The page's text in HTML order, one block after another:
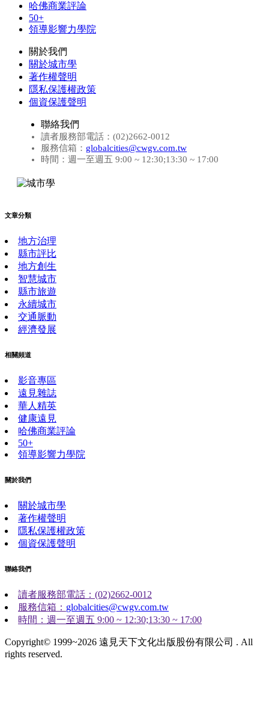
哈佛商業評論
50+
領導影響力學院
關於我們
關於城市學
著作權聲明
隱私保護權政策
個資保護聲明
聯絡我們
讀者服務部電話：(02)2662-0012
服務信箱： globalcities@cwgv.com.tw
時間：週一至週五 9:00 ~ 12:30;13:30 ~ 17:00
文章分類
地方治理
縣市評比
地方創生
智慧城市
縣市旅遊
永續城市
交通脈動
經濟發展
相關頻道
影音專區
遠見雜誌
華人精英
健康遠見
哈佛商業評論
50+
領導影響力學院
關於我們
關於城市學
著作權聲明
隱私保護權政策
個資保護聲明
聯絡我們
讀者服務部電話：(02)2662-0012
服務信箱： globalcities@cwgv.com.tw
時間：週一至週五 9:00 ~ 12:30;13:30 ~ 17:00
Copyright© 1999~2026 遠見天下文化出版股份有限公司 . All
rights reserved.